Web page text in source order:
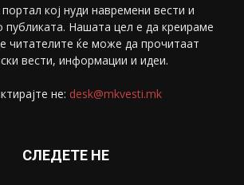
коj нуди навремени вести и
Нашата цел е да креираме
читателите ќе може да прочитаат
вести, информации и идеи.
не: desk@mkvesti.mk
СЛЕДЕТЕ НЕ